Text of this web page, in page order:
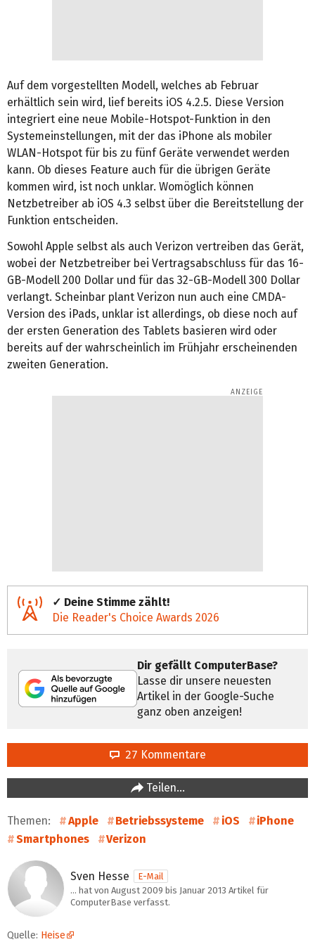
Auf dem vorgestellten Modell, welches ab Februar
erhältlich sein wird, lief bereits iOS 4.2.5. Diese Version
integriert eine neue Mobile-Hotspot-Funktion in den
Systemeinstellungen, mit der das iPhone als mobiler
WLAN-Hotspot für bis zu fünf Geräte verwendet werden
kann. Ob dieses Feature auch für die übrigen Geräte
kommen wird, ist noch unklar. Womöglich können
Netzbetreiber ab iOS 4.3 selbst über die Bereitstellung der
Funktion entscheiden.
Sowohl Apple selbst als auch Verizon vertreiben das Gerät,
wobei der Netzbetreiber bei Vertragsabschluss für das 16-
GB-Modell 200 Dollar und für das 32-GB-Modell 300 Dollar
verlangt. Scheinbar plant Verizon nun auch eine CMDA-
Version des iPads, unklar ist allerdings, ob diese noch auf
der ersten Generation des Tablets basieren wird oder
bereits auf der wahrscheinlich im Frühjahr erscheinenden
zweiten Generation.
✓ Deine Stimme zählt!
Die Reader's Choice Awards 2026
Dir gefällt ComputerBase?
Lasse dir unsere neuesten
Artikel in der Google-Suche
ganz oben anzeigen!
27 Kommentare
Teilen…
Themen: Apple Betriebssysteme iOS
iPhone
Smartphones
Verizon
Sven Hesse
E-Mail
… hat von August 2009 bis Januar 2013 Artikel für
ComputerBase verfasst.
Quelle: Heise